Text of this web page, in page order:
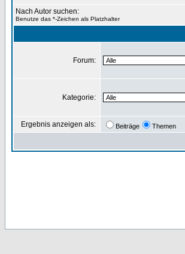
Nach Autor suchen:
Benutze das *-Zeichen als Platzhalter
Forum:
Kategorie:
Ergebnis anzeigen als: Beiträge Themen